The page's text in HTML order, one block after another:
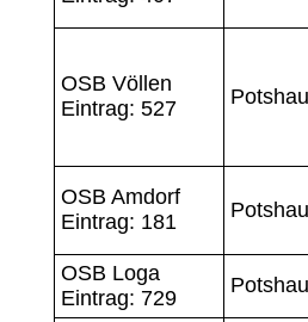
OSB Völlen
Eintrag: 527
OSB Amdorf
Eintrag: 181
OSB Loga
Eintrag: 729